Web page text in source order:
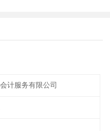
计服务有限公司